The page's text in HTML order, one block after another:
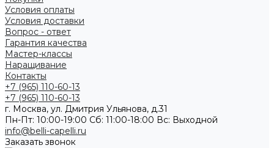
Условия оплаты
Условия доставки
Вопрос - ответ
Гарантия качества
Мастер-классы
Наращивание
Контакты
+7 (965) 110-60-13
+7 (965) 110-60-13
г. Москва, ул. Дмитрия Ульянова, д.31
Пн-Пт: 10:00-19:00 Cб: 11:00-18:00 Вс: Выходной
info@belli-capelli.ru
Заказать звонок